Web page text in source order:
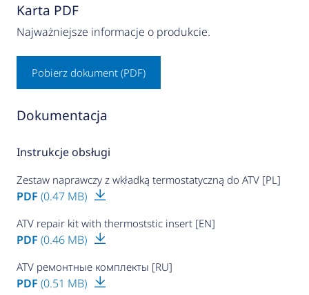
Karta PDF
Najważniejsze informacje o produkcie.
Pobierz dokument (PDF)
Dokumentacja
Instrukcje obsługi
Zestaw naprawczy z wkładką termostatyczną do ATV [PL]
PDF (0.47 MB)
ATV repair kit with thermoststic insert [EN]
PDF (0.46 MB)
ATV ремонтные комплекты [RU]
PDF (0.51 MB)